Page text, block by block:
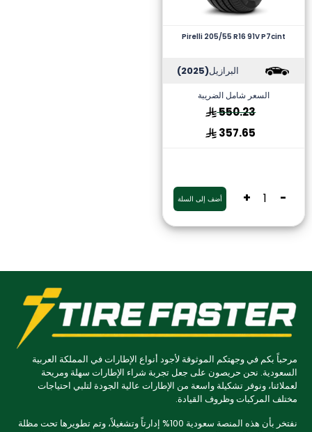
Pirelli 205/55 R16 91V P7cint
البرازيل(2025)
السعر شامل الضريبة
550.23
357.65
-
+ أضف إلى السلة
مرحباً بكم في وجهتكم الموثوقة لأجود أنواع الإطارات في المملكة العربية
السعودية. نحن حريصون على جعل تجربة شراء الإطارات سهلة ومريحة
لعملائنا، ونوفر تشكيلة واسعة من الإطارات عالية الجودة لتلبي احتياجات
مختلف المركبات وظروف القيادة.
نفتخر بأن هذه المنصة سعودية 100% إدارتاً وتشغيلاً، وتم تطويرها تحت مظلة